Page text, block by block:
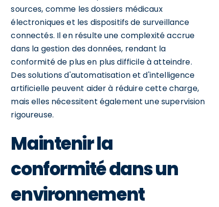
sources, comme les dossiers médicaux
électroniques et les dispositifs de surveillance
connectés. Il en résulte une complexité accrue
dans la gestion des données, rendant la
conformité de plus en plus difficile à atteindre.
Des solutions d'automatisation et d'intelligence
artificielle peuvent aider à réduire cette charge,
mais elles nécessitent également une supervision
rigoureuse.
Maintenir la
conformité dans un
environnement